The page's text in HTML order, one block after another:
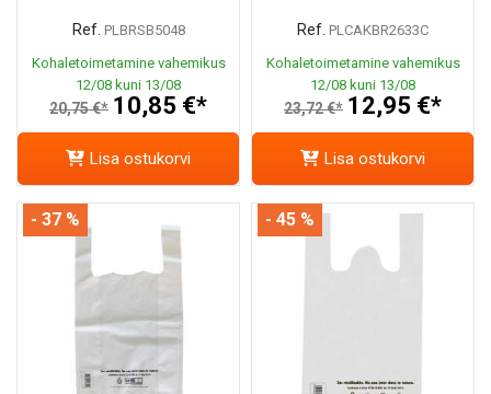
Ref. PLBRSB5048
Kohaletoimetamine vahemikus
12/08 kuni 13/08
20,75 €* 10,85 €*
Lisa ostukorvi
Ref. PLCAKBR2633C
Kohaletoimetamine vahemikus
12/08 kuni 13/08
23,72 €* 12,95 €*
Lisa ostukorvi
- 37 % - 45 %